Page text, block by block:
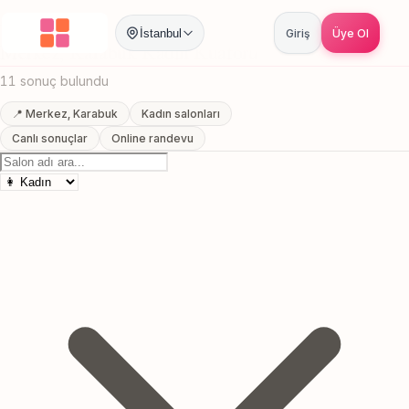
İstanbul Giriş Üye Ol
Anasayfa / Karabuk Kadın Kuaförü
Merkez, Karabuk Kadın Kuaförü
11 sonuç bulundu
📍 Merkez, Karabuk
Kadın salonları
Canlı sonuçlar
Online randevu